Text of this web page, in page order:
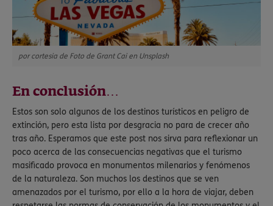
por cortesia de Foto de Grant Cai en Unsplash
En conclusión…
Estos son solo algunos de los destinos turísticos en peligro de
extinción, pero esta lista por desgracia no para de crecer año
tras año. Esperamos que este post nos sirva para reflexionar un
poco acerca de las consecuencias negativas que el turismo
masificado provoca en monumentos milenarios y fenómenos
de la naturaleza. Son muchos los destinos que se ven
amenazados por el turismo, por ello a la hora de viajar, deben